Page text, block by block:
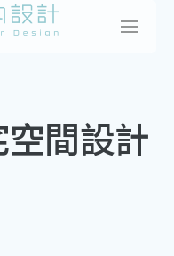
間設計